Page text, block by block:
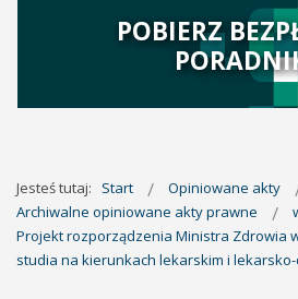
POBIERZ
Jesteś tutaj: Start
Opiniowane akty
Archiwalne opiniowane akty prawne
Projekt rozporządzenia Ministra Zdrowia
studia na kierunkach lekarskim i